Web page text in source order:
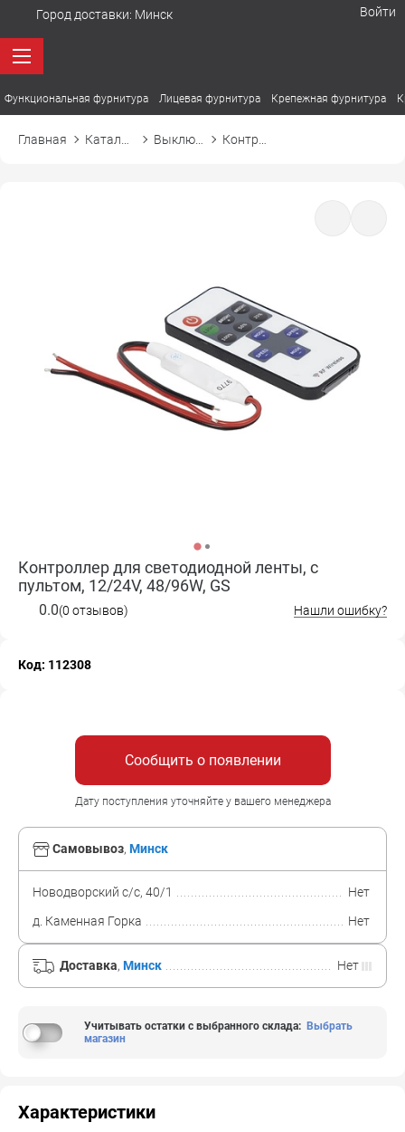
Город доставки: Минск Войти
Функциональная фурнитура Лицевая фурнитура Крепежная фурнитура
Главная
Контроллер для светодиодной ленты, с
пультом, 12/24V, 48/96W, GS
0.0(0 отзывов) Нашли ошибку?
Код: 112308
Сообщить о появлении
Дату поступления уточняйте у вашего менеджера
Самовывоз, Минск
Новодворский с/с, 40/1
Нет
д. Каменная Горка
Нет
Доставка, Минск Нет
Учитывать остатки с выбранного склада: Выбрать
магазин
Характеристики